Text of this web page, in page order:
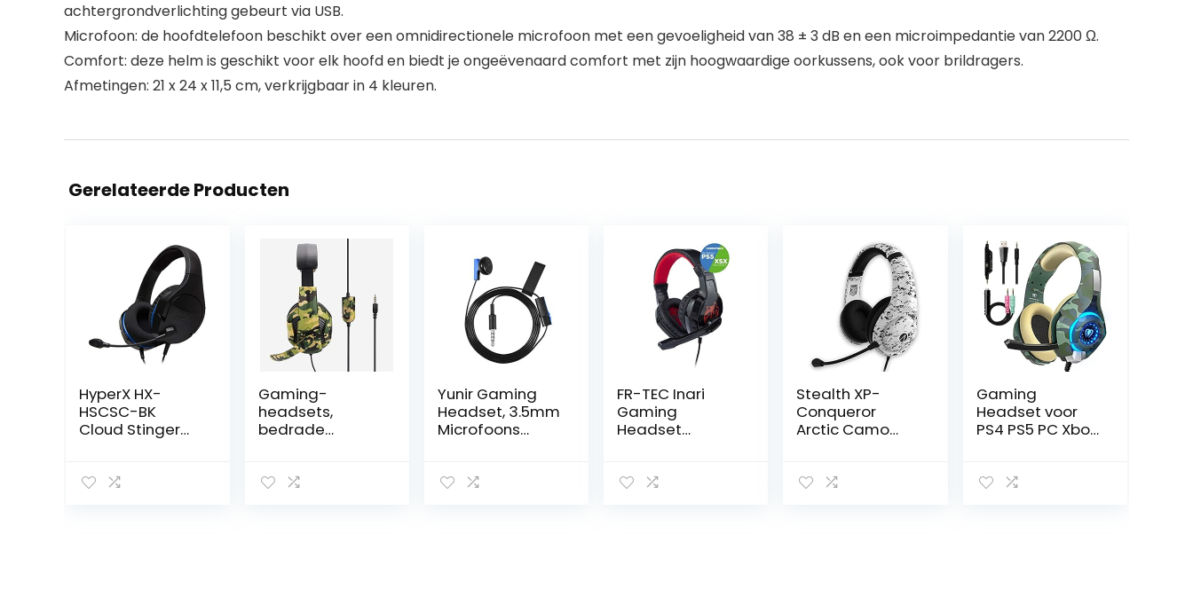
achtergrondverlichting gebeurt via USB.
Microfoon: de hoofdtelefoon beschikt over een omnidirectionele microfoon met een gevoeligheid van 38 ± 3 dB en een microimpedantie van 2200 Ω.
Comfort: deze helm is geschikt voor elk hoofd en biedt je ongeëvenaard comfort met zijn hoogwaardige oorkussens, ook voor brildragers.
Afmetingen: 21 x 24 x 11,5 cm, verkrijgbaar in 4 kleuren.
Gerelateerde Producten
HyperX HX-
HSCSC-BK
Cloud Stinger
Gaming-
headsets,
bedrade
met
Yunir Gaming
Headset, 3.5mm
Microfoons
Chat Headset
FR-TEC Inari
Gaming
Headset
and play mini
Stealth XP-
Conqueror
Arctic Camo
Headset
Gaming
Headset voor
PS4 PS5 PC Xbox
Microfoon 3D